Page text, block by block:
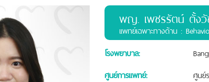
พญ. เพชรรัตน์ ตั้ง
เเพทย์เฉพาะทางด้าน :
โรงพยาบาล:
ศูนย์การแพทย์:
ศูนย์